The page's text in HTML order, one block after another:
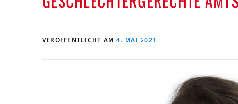
VERÖFFENTLICHT AM 4. MAI 2021